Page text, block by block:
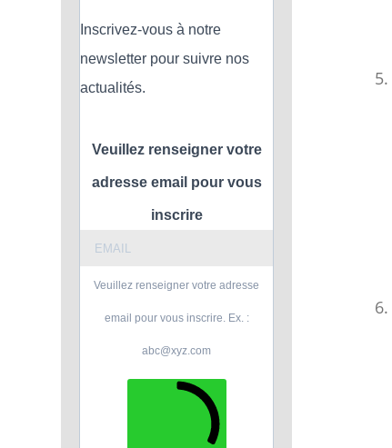
Inscrivez-vous à notre
newsletter pour suivre nos
actualités.
Veuillez renseigner votre
adresse email pour vous
inscrire
Veuillez renseigner votre adresse
email pour vous inscrire. Ex. :
abc@xyz.com